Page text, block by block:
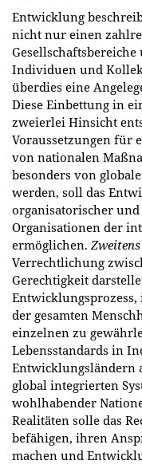
Entwicklung
nicht nur einen
Gesellschaftsbereiche
Individuen und
überdies eine
Diese Einbettung in
zweierlei Hinsicht
Voraussetzungen für
von nationalen
besonders von
werden, soll das
organisatorischer
Organisationen der
ermöglichen.Zweitens
Verrechtlichung
Gerechtigkeit
der gesamten
einzelnen zu
Lebensstandards in
Entwicklungsländern
global integrierten
wohlhabender
Realitäten solle das
befähigen, ihren
machen und